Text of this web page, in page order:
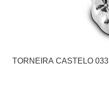
TORNEIRA CASTELO 033